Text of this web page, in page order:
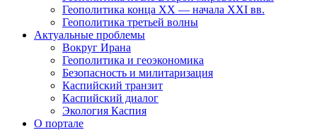
Геополитика конца XX — начала XXI вв.
Геополитика третьей волны
Актуальные проблемы
Вокруг Ирана
Геополитика и геоэкономика
Безопасность и милитаризация
Каспийский транзит
Каспийский диалог
Экология Каспия
О портале